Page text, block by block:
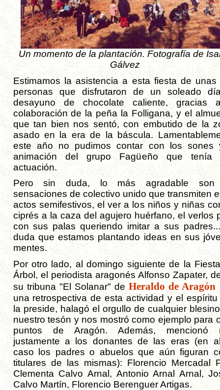
Un momento de la plantación. Fotografía de
Gálvez
Estimamos la asistencia a esta fiesta de unas
personas que disfrutaron de un soleado
desayuno de chocolate caliente, gracias
colaboración de la peña la Folligana, y el
que tan bien nos sentó, con embutido de la
asado en la era de la báscula.
este año no pudimos contar con los sones
animación del grupo Fagüeño que tenía
actuación.
Pero sin duda, lo más agradable son
sensaciones de colectivo unido que transmiten
actos semifestivos, el ver a los niños y niñas
ciprés a la caza del agujero huérfano, el verlos
con sus palas queriendo imitar a sus
duda que estamos plantando ideas en sus
mentes.
Por otro lado, al domingo siguiente de la
Árbol, el periodista aragonés Alfonso Zapater,
su tribuna "El Solanar" deHeraldo de Aragón
una retrospectiva de esta actividad y el espíritu
la preside, halagó el orgullo de cualquier
nuestro tesón y nos mostró como ejemplo para
puntos de Aragón. Además, mencionó
justamente a los donantes de las eras (en
caso los padres o abuelos que aún figuran
titulares de las mismas): Florencio Mercadal
Clementa Calvo Arnal, Antonio Arnal Arnal,
Calvo Martín, Florencio Berenguer Artigas.